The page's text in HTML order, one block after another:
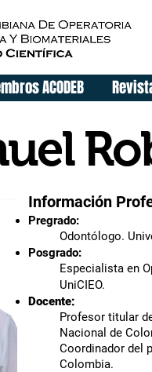
ACODEB
Información
Pregrado:
Odontólogo.
Posgrado:
Especialista en
UniCIEO.
Docente:
Profesor titular
Nacional de
Coordinador del
Colombia.